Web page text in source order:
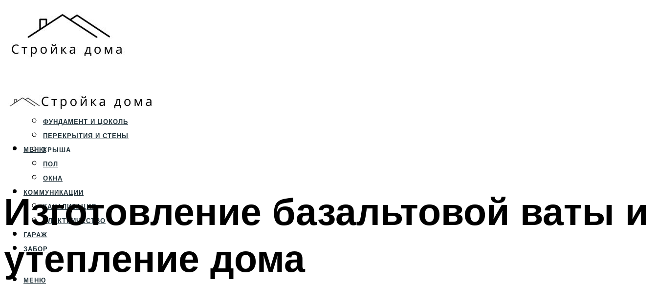
СТРОИТЕЛЬСТВО
ФУНДАМЕНТ И ЦОКОЛЬ
ПЕРЕКРЫТИЯ И СТЕНЫ
КРЫША
ПОЛ
ОКНА
КОММУНИКАЦИИ
КАНАЛИЗАЦИЯ
ЭЛЕКТРИЧЕСТВО
ГАРАЖ
ЗАБОР
МЕНЮ
МЕНЮ
Изготовление базальтовой ваты и
утепление дома